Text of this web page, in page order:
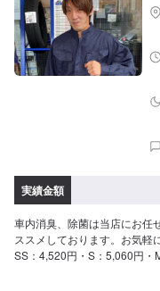
実績金額
車内消臭、除菌は当店にお任
ススメしております。お気軽
SS：4,520円・S：5,060円・